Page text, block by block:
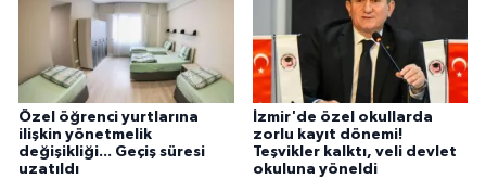
Özel öğrenci yurtlarına
ilişkin yönetmelik
değişikliği... Geçiş süresi
uzatıldı
İzmir'de özel okullarda
zorlu kayıt dönemi!
Teşvikler kalktı, veli devlet
okuluna yöneldi